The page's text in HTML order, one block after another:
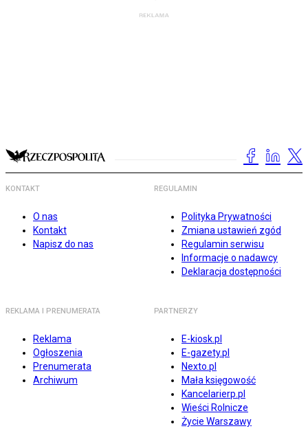
KONTAKT
O nas
Kontakt
Napisz do nas
REGULAMIN
Polityka Prywatności
Zmiana ustawień zgód
Regulamin serwisu
Informacje o nadawcy
Deklaracja dostępności
REKLAMA I PRENUMERATA
Reklama
Ogłoszenia
Prenumerata
Archiwum
PARTNERZY
E-kiosk.pl
E-gazety.pl
Nexto.pl
Mała księgowość
Kancelarierp.pl
Wieści Rolnicze
Życie Warszawy